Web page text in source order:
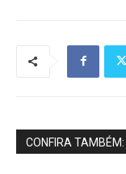
CONFIRA TAMBÉM: